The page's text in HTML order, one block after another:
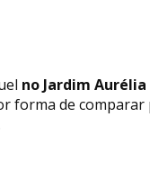
no Jardim Aurélia
forma de